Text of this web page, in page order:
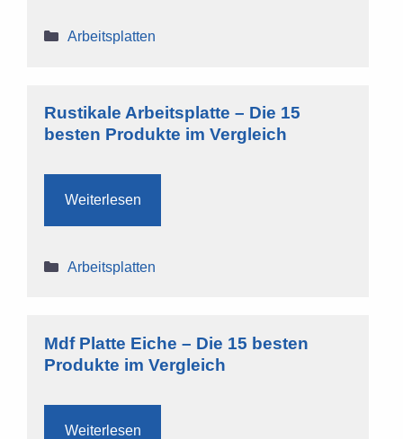
Kategorien
Arbeitsplatten
Rustikale Arbeitsplatte – Die 15
besten Produkte im Vergleich
Weiterlesen
Kategorien
Arbeitsplatten
Mdf Platte Eiche – Die 15 besten
Produkte im Vergleich
Weiterlesen